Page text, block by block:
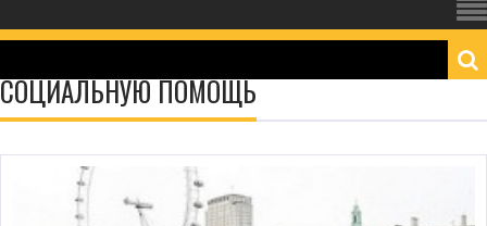
СОЦИАЛЬНУЮ ПОМОЩЬ